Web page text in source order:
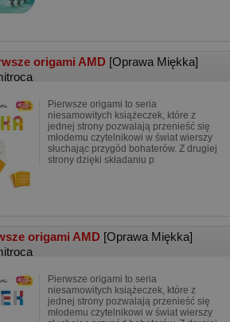
origami AMD [Oprawa Miękka]
Pierwsze origami to seria
niesamowitych książeczek, które z
jednej strony pozwalają przenieść się
młodemu czytelnikowi w świat wierszy
słuchając przygód bohaterów. Z drugiej
strony dzięki składaniu p
origami AMD [Oprawa Miękka]
Pierwsze origami to seria
niesamowitych książeczek, które z
jednej strony pozwalają przenieść się
młodemu czytelnikowi w świat wierszy